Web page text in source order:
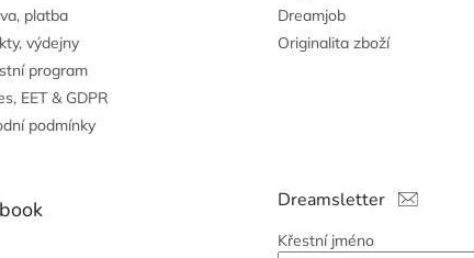
platba
výdejny
program
EET & GDPR
podmínky
Dreamjob
Originalita zboží
Dreamsletter
Křestní jméno